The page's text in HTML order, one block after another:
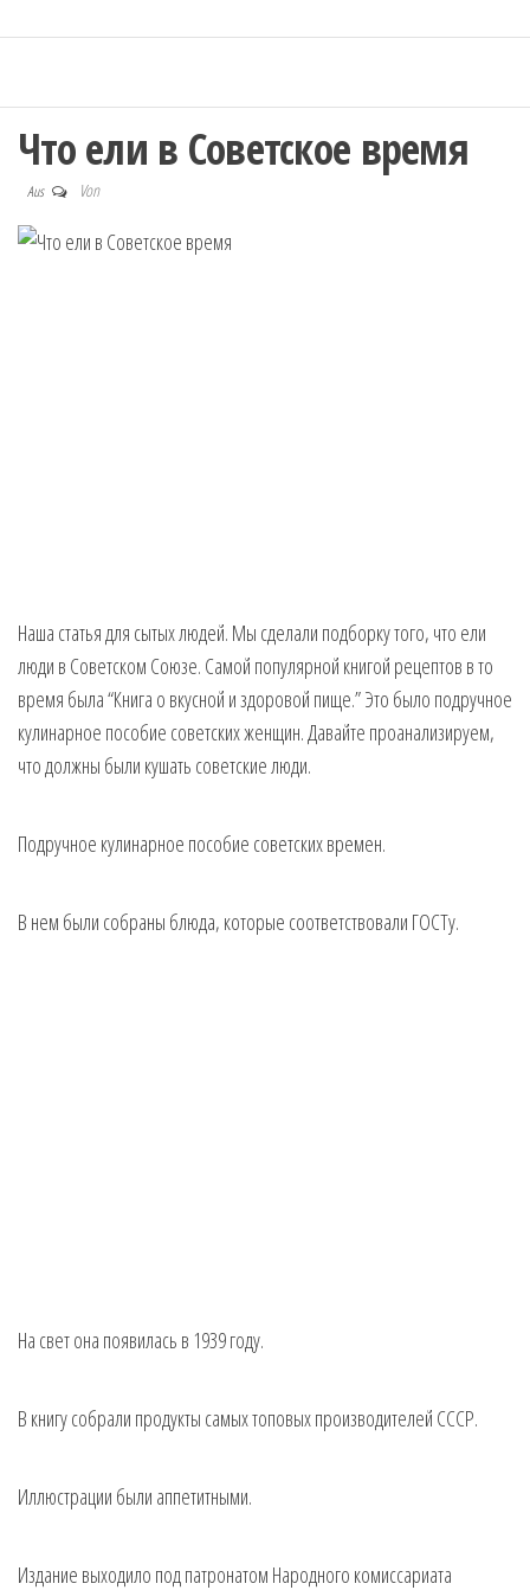
Что ели в Советское время
Aus Von
Наша статья для сытых людей. Мы сделали подборку того, что ели
люди в Советском Союзе. Самой популярной книгой рецептов в то
время была “Книга о вкусной и здоровой пище.” Это было подручное
кулинарное пособие советских женщин. Давайте проанализируем,
что должны были кушать советские люди.
Подручное кулинарное пособие советских времен.
В нем были собраны блюда, которые соответствовали ГОСТу.
На свет она появилась в 1939 году.
В книгу собрали продукты самых топовых производителей СССР.
Иллюстрации были аппетитными.
Издание выходило под патронатом Народного комиссариата